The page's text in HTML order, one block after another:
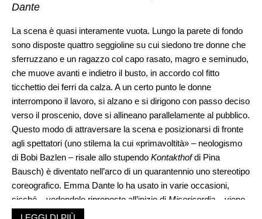
Dante
La scena è quasi interamente vuota. Lungo la parete di fondo
sono disposte quattro seggioline su cui siedono tre donne che
sferruzzano e un ragazzo col capo rasato, magro e seminudo,
che muove avanti e indietro il busto, in accordo col fitto
ticchettio dei ferri da calza. A un certo punto le donne
interrompono il lavoro, si alzano e si dirigono con passo deciso
verso il proscenio, dove si allineano parallelamente al pubblico.
Questo modo di attraversare la scena e posizionarsi di fronte
agli spettatori (uno stilema la cui «primavoltità» – neologismo
di Bobi Bazlen – risale allo stupendo Kontakthofdi Pina
Bausch) è diventato nell’arco di un quarantennio uno stereotipo
coreografico. Emma Dante lo ha usato in varie occasioni,
sicché – vedendolo riproposto all’inizio di Misericordia – viene
spontaneo chiedersi: «ancora?!» È una domanda-